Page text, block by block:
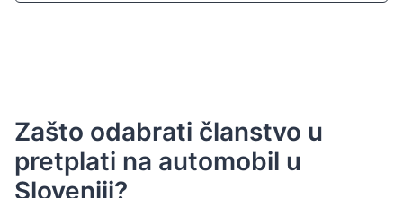
Zašto odabrati članstvo u
pretplati na automobil u
Sloveniji?